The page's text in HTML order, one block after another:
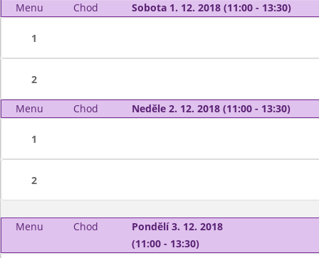
Menu Chod Sobota 1. 12. 2018 (11:00 - 13:30)
1
2
Menu Chod Neděle 2. 12. 2018 (11:00 - 13:30)
1
2
Menu Chod
Pondělí 3. 12. 2018
(11:00 - 13:30)